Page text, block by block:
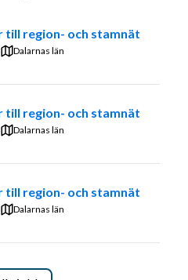
till region- och stamnät
Dalarnas län
till region- och stamnät
Dalarnas län
till region- och stamnät
Dalarnas län